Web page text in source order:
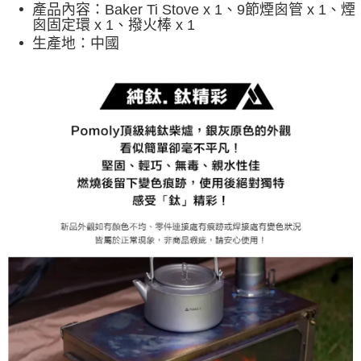
產品內容： Baker Ti Stove x 1、9節煙囪管 x 1、煙
囪固定環 x 1、撥火棒 x 1
生產地：中國